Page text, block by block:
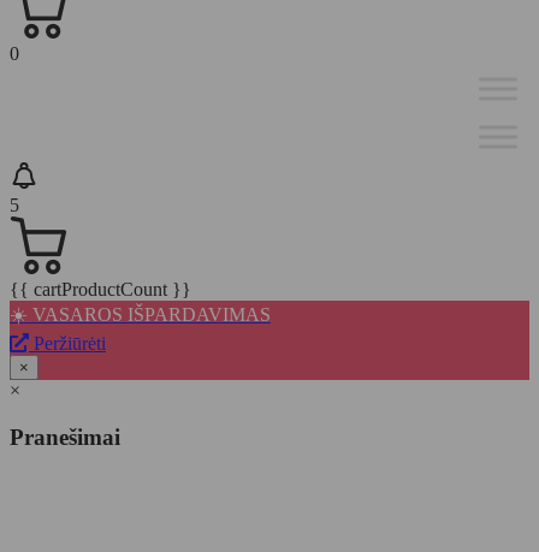
0
5
{{ cartProductCount }}
☀️ VASAROS IŠPARDAVIMAS
Peržiūrėti
×
×
Pranešimai